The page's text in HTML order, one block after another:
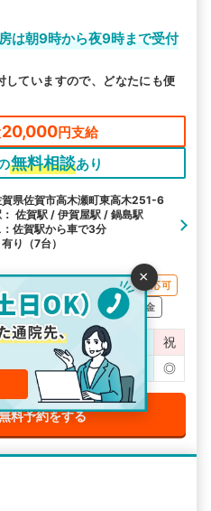
は朝9時から夜9時まで受付
ていますので、どなたにも便
20,000円支給
無料相談あり
県佐賀市高木瀬町東高木251-6
佐賀駅 / 伊賀屋駅 / 鍋島駅
佐賀駅から車で3分
り（7台）
妊婦さん対応可
あり 無料相談OK お見舞金
水 木 金 土
祝
○ ○ ○ ◎ ◎
料予約をする
×